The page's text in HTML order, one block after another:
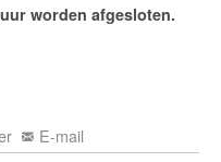
worden afgesloten.
E-mail